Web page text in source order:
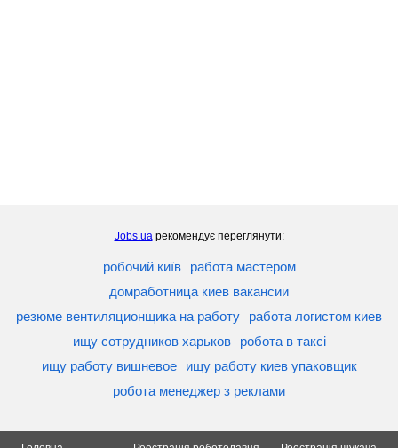
Jobs.uaрекомендує переглянути:
робочий київ
работа мастером
домработница киев вакансии
резюме вентиляционщика на работу
работа логистом киев
ищу сотрудников харьков
робота в таксі
ищу работу вишневое
ищу работу киев упаковщик
робота менеджер з реклами